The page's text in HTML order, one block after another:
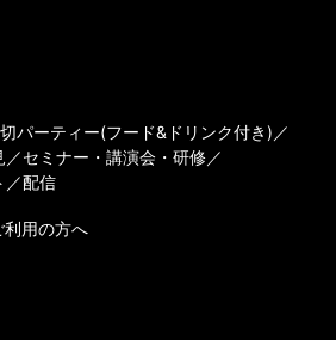
パーティー(フード&ドリンク付き)
セミナー・講演会・研修
配信
用の方へ